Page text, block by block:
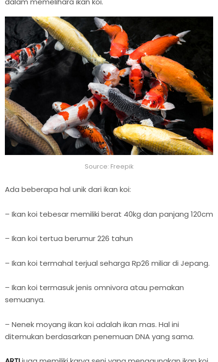
Source: Freepik
Ada beberapa hal unik dari ikan koi:
– Ikan koi tebesar memiliki berat 40kg dan panjang 120cm
– Ikan koi tertua berumur 226 tahun
– Ikan koi termahal terjual seharga Rp26 miliar di Jepang.
– Ikan koi termasuk jenis omnivora atau pemakan
semuanya.
– Nenek moyang ikan koi adalah ikan mas. Hal ini
ditemukan berdasarkan penemuan DNA yang sama.